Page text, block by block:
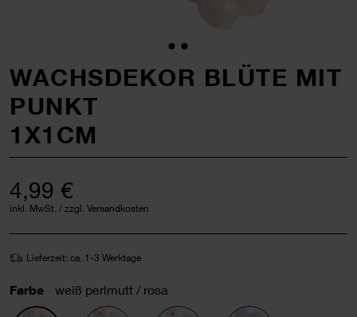
WACHSDEKOR BLÜTE MIT
PUNKT
1X1CM
4,99 €
inkl. MwSt. / zzgl. Versandkosten
Lieferzeit: ca. 1-3 Werktage
Farbe weiß perlmutt / rosa